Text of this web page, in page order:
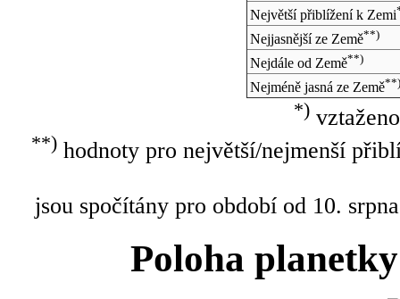
Největší přiblížení k Zemi
Nejjasnější ze Země**)
Nejdále od Země**)
Nejméně jasná ze Země**)
*)
**)hodnoty pro největší/nejmenší
jsou spočítány pro období od 10.
Poloha